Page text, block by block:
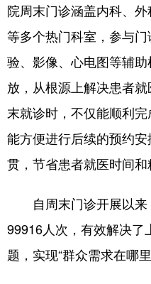
院周末门诊涵盖内科、
等多个热门科室，参与
验、影像、心电图等辅
放，从根源上解决患者
末就诊时，不仅能顺利
能方便进行后续的预约
贯，节省患者就医时间和
自周末门诊开展以来
99916人次，有效解决
题，实现“群众需求在哪